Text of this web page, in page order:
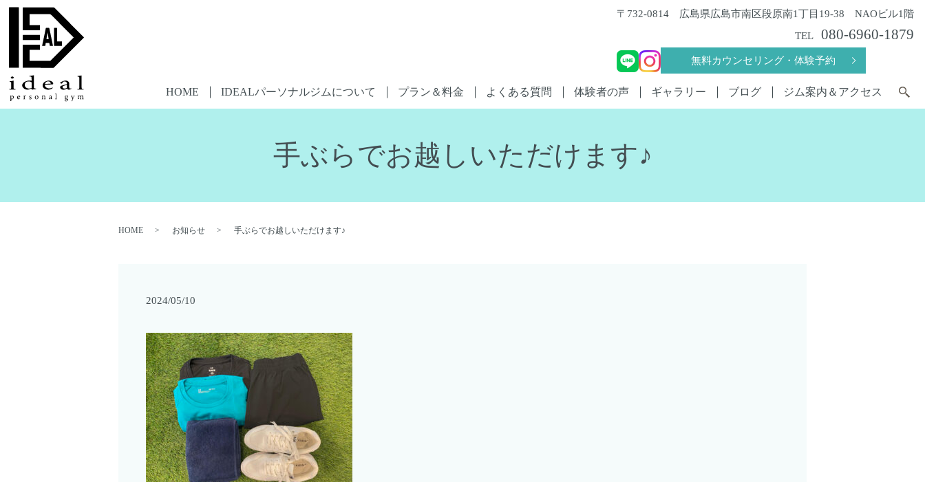
HOME IDEALパーソナルジムについて プラン＆料金 よくある質問 体験者の声 ギャラリー ブログ ジム案内＆アクセス
〒732-0814 広島県広島市南区段原南1丁目19-38 NAOビル1階
TEL
080-6960-1879
無料カウンセリング・体験予約
手ぶらでお越しいただけます♪
HOME お知らせ 手ぶらでお越しいただけます♪
2024/05/10